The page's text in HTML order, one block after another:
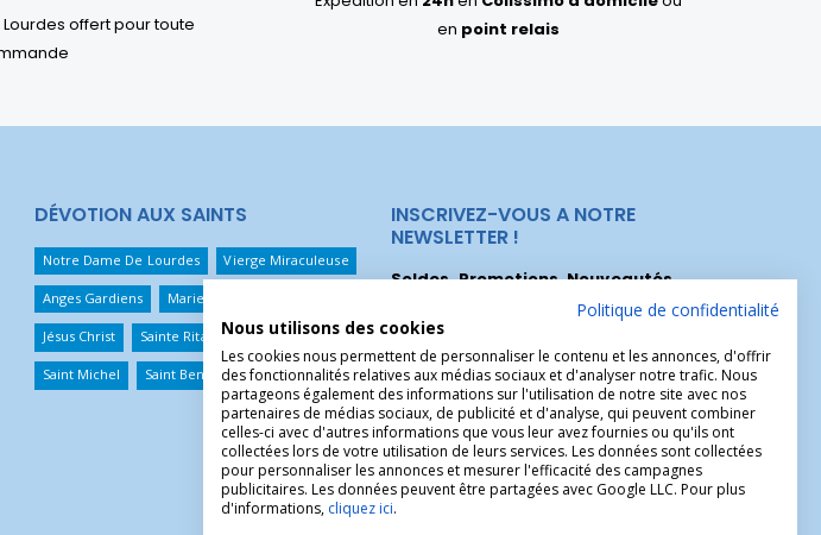
offert pour toute
en point relais
DÉVOTION AUX SAINTS
Notre Dame De Lourdes Vierge Miraculeuse
Anges Gardiens Marie Qui Défait Les Noeuds
Jésus Christ Sainte Rita Sainte Thérèse
Saint Michel Saint Benoît Saint Christophe
INSCRIVEZ-VOUS A NOTRE
NEWSLETTER !
Soldes, Promotions, Nouveautés...
Inscrivez-vous maintenant pour recevoir
nos meilleures offres.
Politique de confidentialité
Nous utilisons des cookies
Les cookies nous permettent de personnaliser le contenu et les annonces, d'offrir
des fonctionnalités relatives aux médias sociaux et d'analyser notre trafic. Nous
partageons également des informations sur l'utilisation de notre site avec nos
partenaires de médias sociaux, de publicité et d'analyse, qui peuvent combiner
celles-ci avec d'autres informations que vous leur avez fournies ou qu'ils ont
collectées lors de votre utilisation de leurs services. Les données sont collectées
pour personnaliser les annonces et mesurer l'efficacité des campagnes
publicitaires. Les données peuvent être partagées avec Google LLC. Pour plus
d'informations, cliquez ici.